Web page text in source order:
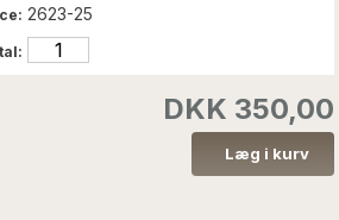
2623-25
DKK 350,00